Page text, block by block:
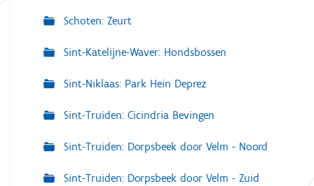
Schoten: Zeurt
Sint-Katelijne-Waver: Hondsbossen
Sint-Niklaas: Park Hein Deprez
Sint-Truiden: Cicindria Bevingen
Sint-Truiden: Dorpsbeek door Velm - Noord
Sint-Truiden: Dorpsbeek door Velm - Zuid